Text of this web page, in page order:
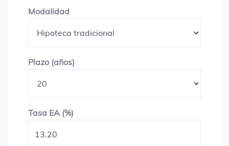
Modalidad
Plazo (años)
Tasa EA (%)